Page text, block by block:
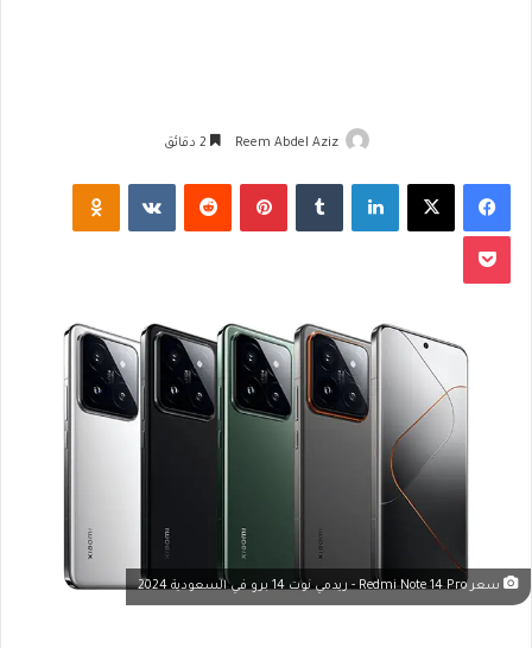
Reem Abdel Aziz
فيسبوك لينكدإن بينتيريست
سعر Redmi Note 14 Pro - ريدمي نوت 14 برو في السعودية 2024